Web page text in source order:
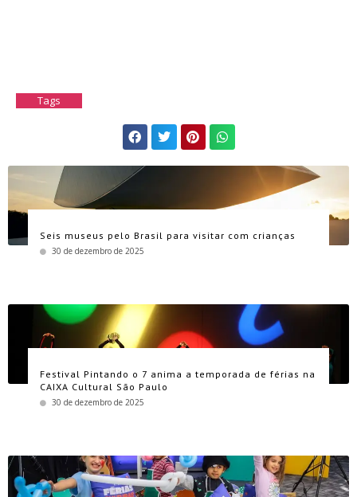
Tags
Seis museus pelo Brasil para visitar com crianças
30 de dezembro de 2025
Festival Pintando o 7 anima a temporada de férias na
CAIXA Cultural São Paulo
30 de dezembro de 2025